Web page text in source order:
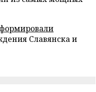
Славянска и